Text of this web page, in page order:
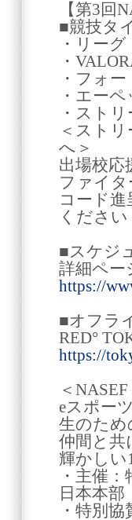
【第3回
■競技タ
・リー
・
・フォ
・エー
・スト
＜スト
へ＞
出場校応
ファイ
コード
ください
■スケジ
詳細ペー
https://
■オフラ
RED°
https://
＜
eスポー
生のため
仲間と共
輝かしい
・主催
日本本部
・特別